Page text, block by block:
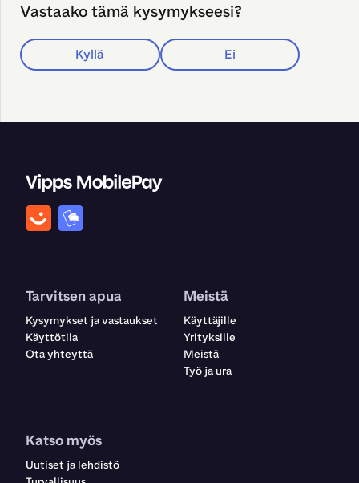
Vastaako tämä kysymykseesi?
Kyllä Ei
Tarvitsen apua
Kysymykset ja vastaukset
Käyttötila
Ota yhteyttä
Meistä
Käyttäjille
Yrityksille
Meistä
Työ ja ura
Katso myös
Uutiset ja lehdistö